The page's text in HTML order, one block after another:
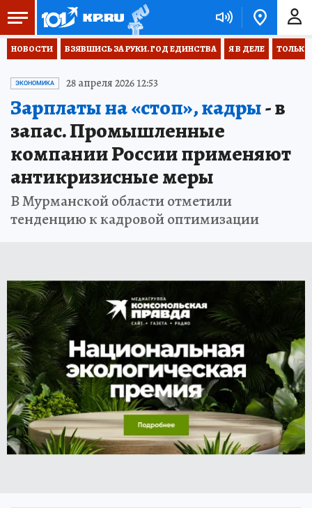
НОВОСТИ ВЗЯВШИСЬ ЗА РУКИ. ГОД ЕДИНСТВА Я В ДЕЛЕ ТОЛЬКО
ЭКОНОМИКА 28 апреля 2026 12:53
Зарплаты на «стоп», кадры- в
запас. Промышленные
компании России применяют
антикризисные меры
В Мурманской области отметили
тенденцию к кадровой оптимизации